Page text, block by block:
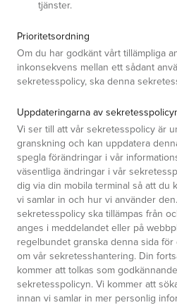
tjänster.
Prioritetsordning
Om du har godkänt vårt tillämpliga
inkonsekvens mellan ett sådant
sekretesspolicy, ska denna
Uppdateringarna av
Vi ser till att vår sekretesspolicy är
granskning och kan uppdatera
spegla förändringar i vår
väsentliga ändringar i vår
dig via din mobila terminal så att du
vi samlar in och hur vi använder
sekretesspolicy ska tillämpas från
anges i meddelandet eller på
regelbundet granska denna sida
om vår sekretesshantering. Din
kommer att tolkas som
sekretesspolicyn. Vi kommer att
innan vi samlar in mer personlig